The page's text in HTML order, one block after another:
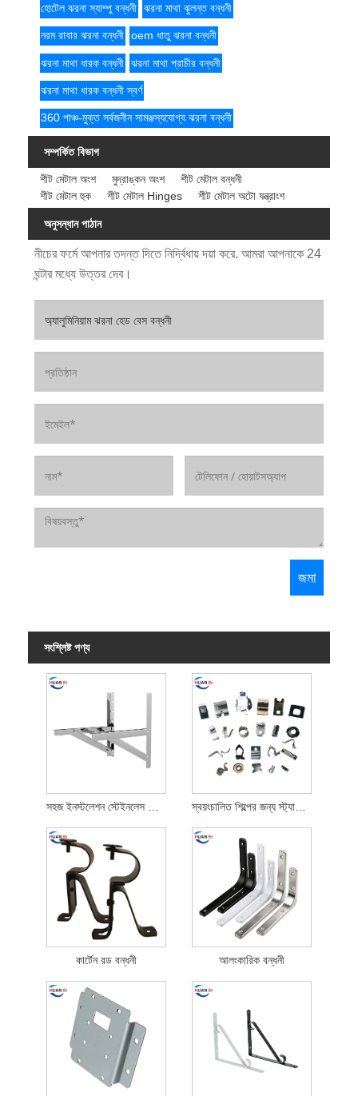
হোটেল ঝরনা স্যাম্পু বন্ধনী ঝরনা মাথা ঝুলন্ত বন্ধনী
নরম রাবার ঝরনা বন্ধনী oem ধাতু ঝরনা বন্ধনী
ঝরনা মাথা ধারক বন্ধনী ঝরনা মাথা প্রাচীর বন্ধনী
ঝরনা মাথা ধারক বন্ধনী স্বর্ণ
360 পাঞ্চ-মুক্ত সর্বজনীন সামঞ্জস্যযোগ্য ঝরনা বন্ধনী
সম্পর্কিত বিভাগ
শীট মেটাল অংশ মুদ্রাঙ্কন অংশ
শীট মেটাল বন্ধনী
শীট মেটাল হুক
শীট মেটাল Hinges শীট মেটাল অটো যন্ত্রাংশ
অনুসন্ধান পাঠান
নীচের ফর্মে আপনার তদন্ত দিতে নির্দ্বিধায় দয়া করে. আমরা আপনাকে 24
ঘন্টার মধ্যে উত্তর দেব।
সংশ্লিষ্ট পণ্য
স্বয়ংচালিত শিল্পের জন্য স্ট্যাম্পযুক্ত ধাতব অংশ
কার্টেন রড বন্ধনী আলংকারিক বন্ধনী